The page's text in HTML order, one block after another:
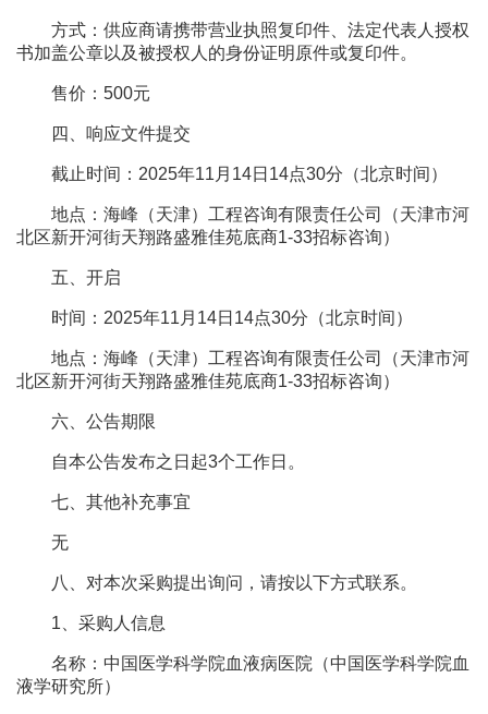
方式：供应商请携带营业执照复印件、法定代表人授权
书加盖公章以及被授权人的身份证明原件或复印件。
售价：500元
四、响应文件提交
截止时间：2025年11月14日14点30分（北京时间）
地点：海峰（天津）工程咨询有限责任公司（天津市河
北区新开河街天翔路盛雅佳苑底商1-33招标咨询）
五、开启
时间：2025年11月14日14点30分（北京时间）
地点：海峰（天津）工程咨询有限责任公司（天津市河
北区新开河街天翔路盛雅佳苑底商1-33招标咨询）
六、公告期限
自本公告发布之日起3个工作日。
七、其他补充事宜
无
八、对本次采购提出询问，请按以下方式联系。
1、采购人信息
名称：中国医学科学院血液病医院（中国医学科学院血
液学研究所）